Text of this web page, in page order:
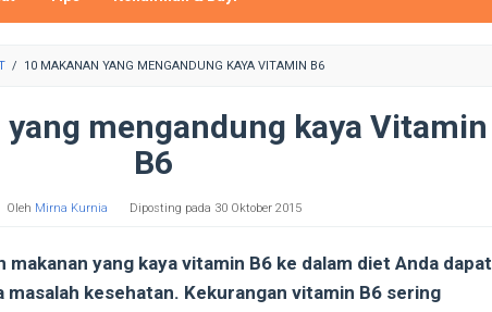
/ 10 MAKANAN YANG MENGANDUNG KAYA VITAMIN B6
yang mengandung kaya Vitamin
B6
Oleh Mirna Kurnia Diposting pada 30 Oktober 2015
makanan yang kaya vitamin B6 ke dalam diet Anda dapat
masalah kesehatan. Kekurangan vitamin B6 sering